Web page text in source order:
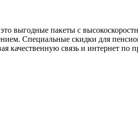
выгодные пакеты с
Специальные скидки для
качественную связь и интернет по